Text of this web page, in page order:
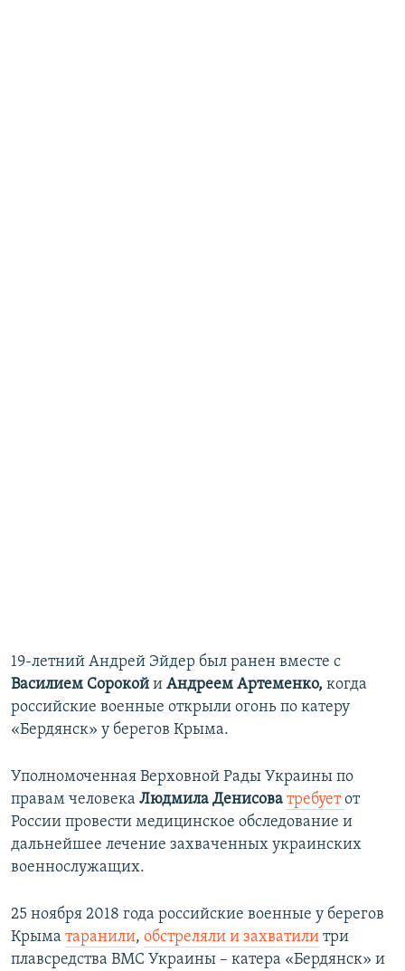
19-летний Андрей Эйдер был ранен вместе с
Василием Сорокой и Андреем Артеменко, когда
российские военные открыли огонь по катеру
«Бердянск» у берегов Крыма.
Уполномоченная Верховной Рады Украины по
правам человека Людмила Денисова требуетот
России провести медицинское обследование и
дальнейшее лечение захваченных украинских
военнослужащих.
25 ноября 2018 года российские военные у берегов
Крыма таранили, обстреляли и захватили три
плавсредства ВМС Украины – катера «Бердянск» и